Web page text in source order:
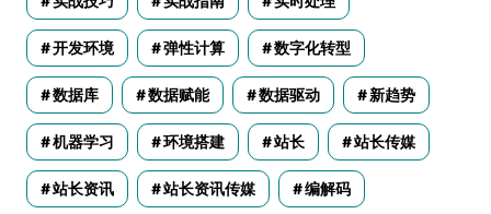
开发环境 弹性计算 数字化转型
数据库 数据赋能 数据驱动 新趋势
机器学习 环境搭建 站长 站长传媒
站长资讯 站长资讯传媒 编解码